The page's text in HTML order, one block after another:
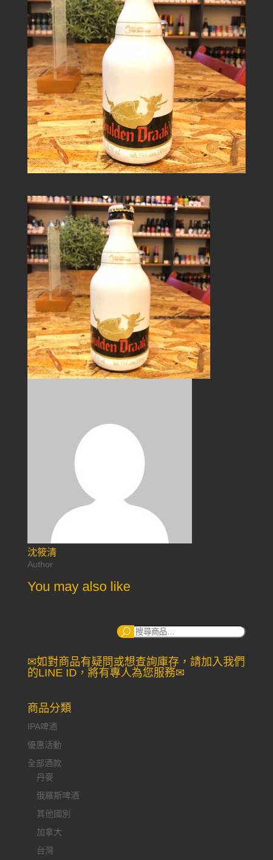
沈筱清
Author
You may also like
搜
✉如對商品有疑問或想查詢庫存，請加入我們
的LINE ID，將有專人為您服務✉
商品分類
IPA啤酒
優惠活動
全部酒款
丹麥
俄羅斯啤酒
其他國別
加拿大
台灣